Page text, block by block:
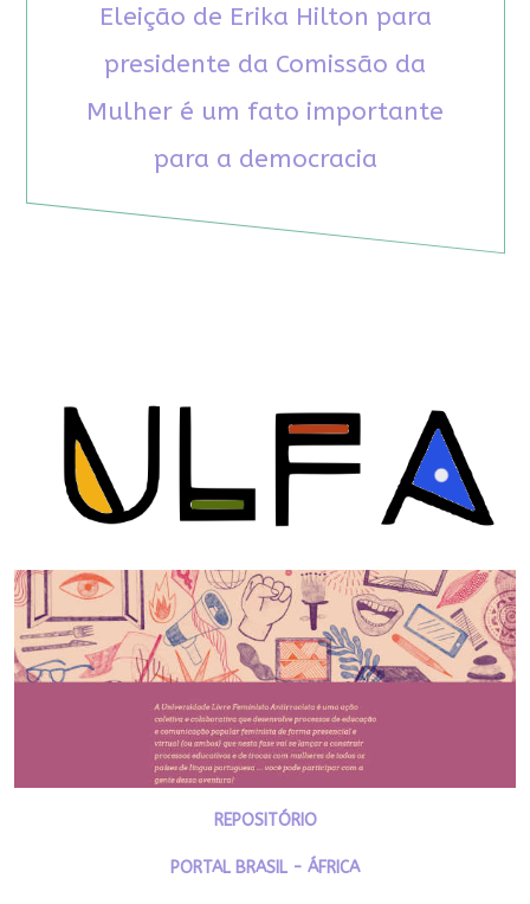
Eleição de Erika Hilton para
presidente da Comissão da
Mulher é um fato importante
para a democracia
REPOSITÓRIO
PORTAL BRASIL - ÁFRICA